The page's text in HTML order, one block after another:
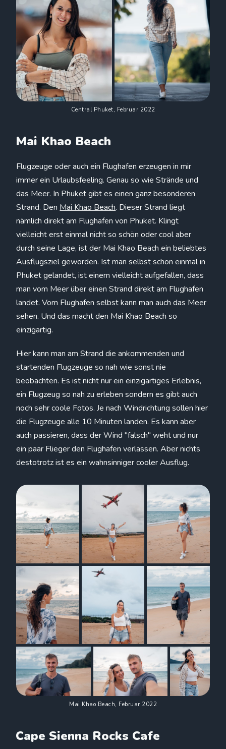
Central Phuket, Februar 2022
Mai Khao Beach
Flugzeuge oder auch ein Flughafen erzeugen in mir
immer ein Urlaubsfeeling. Genau so wie Strände und
das Meer. In Phuket gibt es einen ganz besonderen
Strand. Den Mai Khao Beach. Dieser Strand liegt
nämlich direkt am Flughafen von Phuket. Klingt
vielleicht erst einmal nicht so schön oder cool aber
durch seine Lage, ist der Mai Khao Beach ein beliebtes
Ausflugsziel geworden. Ist man selbst schon einmal in
Phuket gelandet, ist einem vielleicht aufgefallen, dass
man vom Meer über einen Strand direkt am Flughafen
landet. Vom Flughafen selbst kann man auch das Meer
sehen. Und das macht den Mai Khao Beach so
einzigartig.
Hier kann man am Strand die ankommenden und
startenden Flugzeuge so nah wie sonst nie
beobachten. Es ist nicht nur ein einzigartiges Erlebnis,
ein Flugzeug so nah zu erleben sondern es gibt auch
noch sehr coole Fotos. Je nach Windrichtung sollen hier
die Flugzeuge alle 10 Minuten landen. Es kann aber
auch passieren, dass der Wind "falsch" weht und nur
ein paar Flieger den Flughafen verlassen. Aber nichts
destotrotz ist es ein wahnsinniger cooler Ausflug.
Mai Khao Beach, Februar 2022
Cape Sienna Rocks Cafe